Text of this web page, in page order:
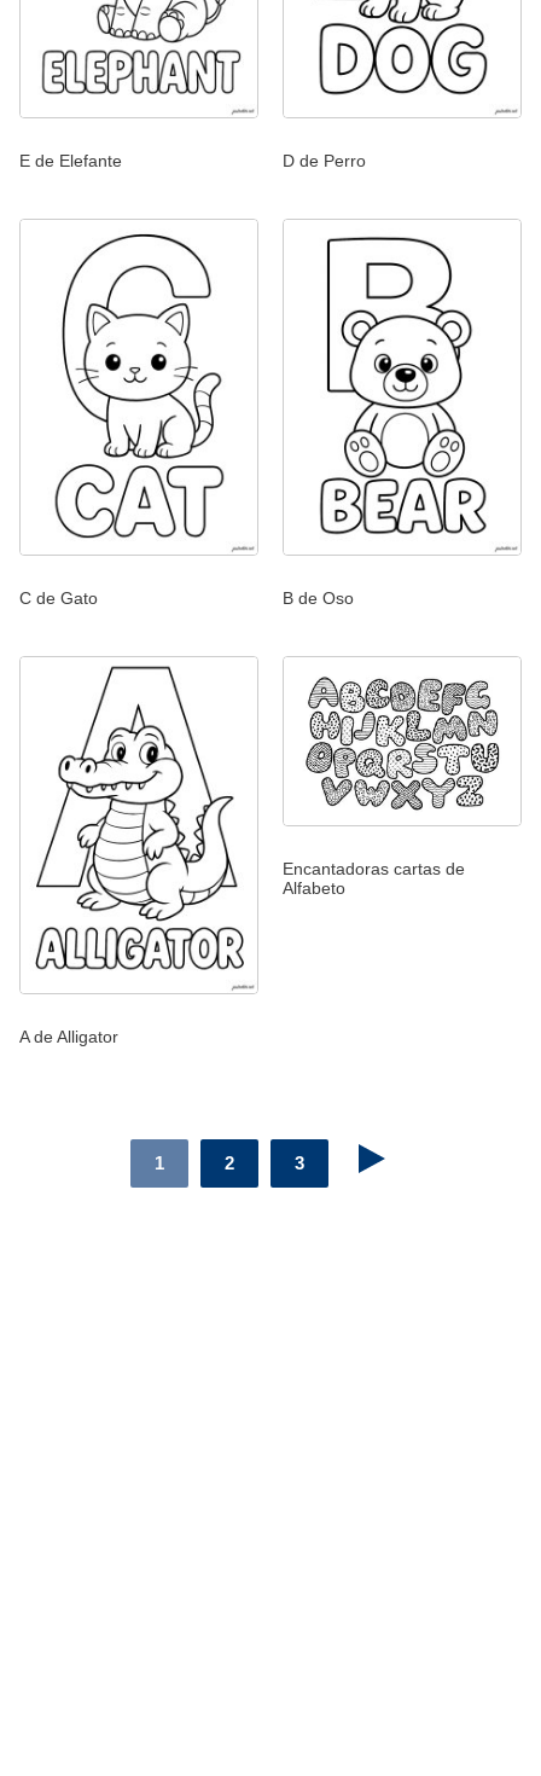
E de Elefante D de Perro
C de Gato B de Oso
A de Alligator
Encantadoras cartas de
Alfabeto
1 2 3